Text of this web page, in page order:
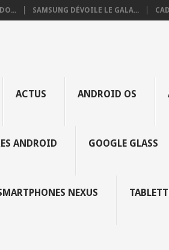
SAMSUNG DÉVOILE LE GALA...
ACTUS ANDROID OS
ANDROID GOOGLE GLASS
NEXUS